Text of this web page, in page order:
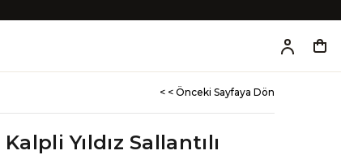
< < Önceki Sayfaya Dön
Yıldız Sallantılı